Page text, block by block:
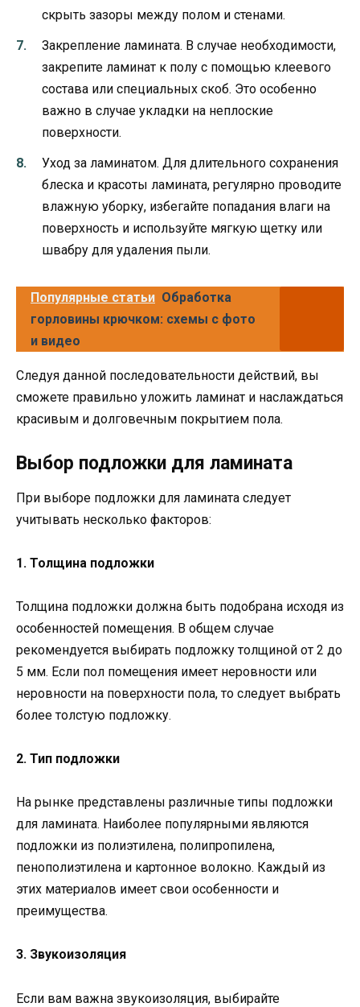
скрыть зазоры между полом и стенами.
Закрепление ламината. В случае необходимости,
закрепите ламинат к полу с помощью клеевого
состава или специальных скоб. Это особенно
важно в случае укладки на неплоские
поверхности.
Уход за ламинатом. Для длительного сохранения
блеска и красоты ламината, регулярно проводите
влажную уборку, избегайте попадания влаги на
поверхность и используйте мягкую щетку или
швабру для удаления пыли.
Популярные статьи Обработка
горловины крючком: схемы с фото
и видео
Следуя данной последовательности действий, вы
сможете правильно уложить ламинат и наслаждаться
красивым и долговечным покрытием пола.
Выбор подложки для ламината
При выборе подложки для ламината следует
учитывать несколько факторов:
1. Толщина подложки
Толщина подложки должна быть подобрана исходя из
особенностей помещения. В общем случае
рекомендуется выбирать подложку толщиной от 2 до
5 мм. Если пол помещения имеет неровности или
неровности на поверхности пола, то следует выбрать
более толстую подложку.
2. Тип подложки
На рынке представлены различные типы подложки
для ламината. Наиболее популярными являются
подложки из полиэтилена, полипропилена,
пенополиэтилена и картонное волокно. Каждый из
этих материалов имеет свои особенности и
преимущества.
3. Звукоизоляция
Если вам важна звукоизоляция, выбирайте